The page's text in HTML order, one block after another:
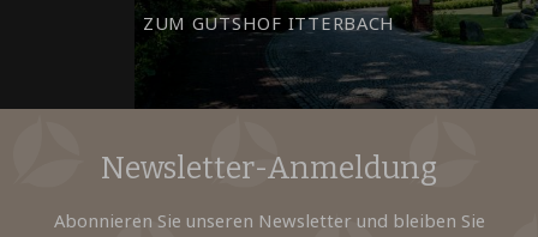
ZUM GUTSHOF ITTERBACH
Newsletter-Anmeldung
Abonnieren Sie unseren Newsletter und bleiben Sie